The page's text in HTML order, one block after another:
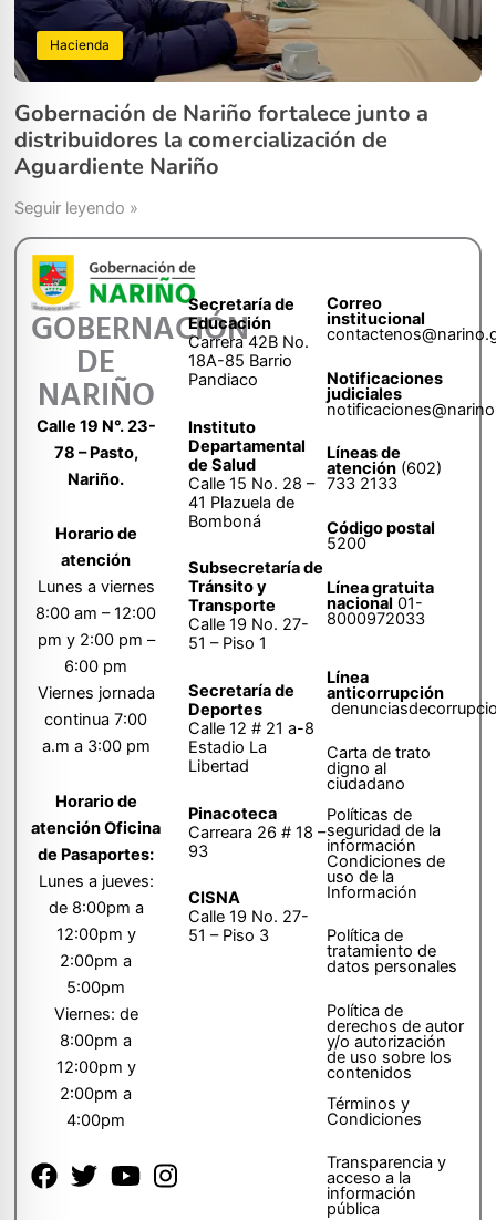
Hacienda
Gobernación de Nariño fortalece junto a
distribuidores la comercialización de
Aguardiente Nariño
Seguir leyendo »
GOBERNACIÓN
DE
NARIÑO
Calle 19 N°. 23-
78 – Pasto,
Nariño.
Horario de
atención
Lunes a viernes
8:00 am – 12:00
pm y 2:00 pm –
6:00 pm
Viernes jornada
continua 7:00
a.m a 3:00 pm
Horario de
atención Oficina
de Pasaportes:
Lunes a jueves:
de 8:00pm a
12:00pm y
2:00pm a
5:00pm
Viernes: de
8:00pm a
12:00pm y
2:00pm a
4:00pm
Secretaría de
Educación
Carrera 42B No.
18A-85 Barrio
Pandiaco
Instituto
Departamental
de Salud
Calle 15 No. 28 –
41 Plazuela de
Bomboná
Subsecretaría de
Tránsito y
Transporte
Calle 19 No. 27-
51 – Piso 1
Secretaría de
Deportes
Calle 12 # 21 a-8
Estadio La
Libertad
Pinacoteca
Carreara 26 # 18 –
93
CISNA
Calle 19 No. 27-
51 – Piso 3
Correo
institucional
Notificaciones
judiciales
Líneas de
atención (602)
733 2133
Código postal
5200
Línea gratuita
nacional 01-
8000972033
Línea
anticorrupción
Carta de trato
digno al
ciudadano
Políticas de
seguridad de la
información
Condiciones de
uso de la
Información
Política de
tratamiento de
datos personales
Política de
derechos de autor
y/o autorización
de uso sobre los
contenidos
Términos y
Condiciones
Transparencia y
acceso a la
información
pública